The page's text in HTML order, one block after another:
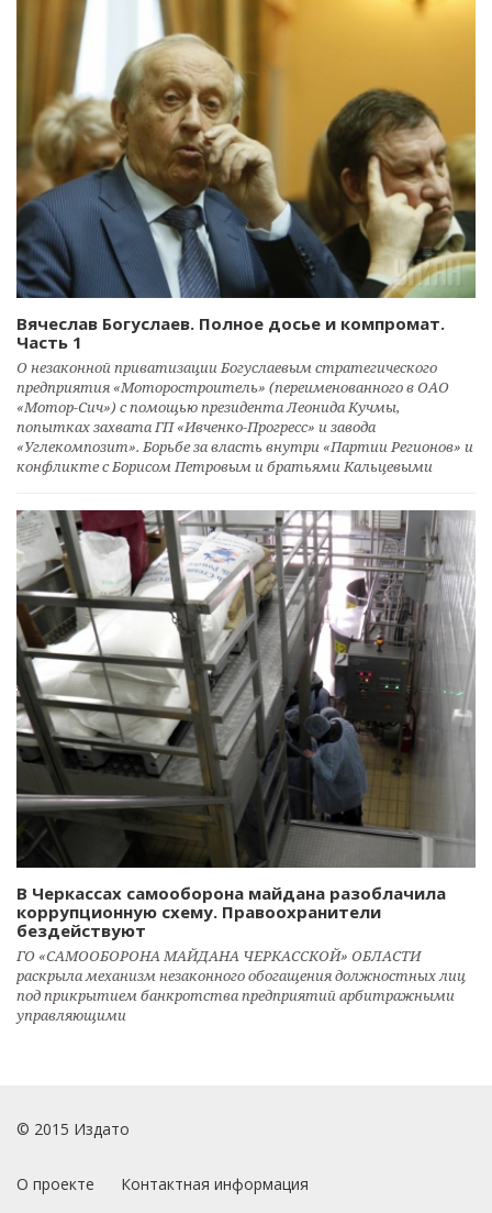
Вячеслав Богуслаев. Полное досье и компромат.
Часть 1
О незаконной приватизации Богуслаевым стратегического
предприятия «Моторостроитель» (переименованного в ОАО
«Мотор-Сич») с помощью президента Леонида Кучмы,
попытках захвата ГП «Ивченко-Прогресс» и завода
«Углекомпозит». Борьбе за власть внутри «Партии Регионов» и
конфликте с Борисом Петровым и братьями Кальцевыми
В Черкассах самооборона майдана разоблачила
коррупционную схему. Правоохранители
бездействуют
ГО «САМООБОРОНА МАЙДАНА ЧЕРКАССКОЙ» ОБЛАСТИ
раскрыла механизм незаконного обогащения должностных лиц
под прикрытием банкротства предприятий арбитражными
управляющими
© 2015 Издато
О проекте Контактная информация